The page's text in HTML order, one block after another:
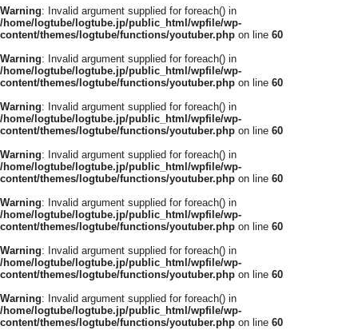
Warning: Invalid argument supplied for foreach() in
/home/logtube/logtube.jp/public_html/wpfile/wp-
content/themes/logtube/functions/youtuber.php on line 60
Warning: Invalid argument supplied for foreach() in
/home/logtube/logtube.jp/public_html/wpfile/wp-
content/themes/logtube/functions/youtuber.php on line 60
Warning: Invalid argument supplied for foreach() in
/home/logtube/logtube.jp/public_html/wpfile/wp-
content/themes/logtube/functions/youtuber.php on line 60
Warning: Invalid argument supplied for foreach() in
/home/logtube/logtube.jp/public_html/wpfile/wp-
content/themes/logtube/functions/youtuber.php on line 60
Warning: Invalid argument supplied for foreach() in
/home/logtube/logtube.jp/public_html/wpfile/wp-
content/themes/logtube/functions/youtuber.php on line 60
Warning: Invalid argument supplied for foreach() in
/home/logtube/logtube.jp/public_html/wpfile/wp-
content/themes/logtube/functions/youtuber.php on line 60
Warning: Invalid argument supplied for foreach() in
/home/logtube/logtube.jp/public_html/wpfile/wp-
content/themes/logtube/functions/youtuber.php on line 60